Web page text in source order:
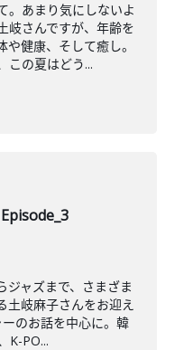
。あまり気にしないよ
岐さんですが、年齢を
健康、そして癒し。
この夏はどう...
ジャズまで、さまざま
土岐麻子さんをお迎え
のお話を中心に。韓
K-PO...